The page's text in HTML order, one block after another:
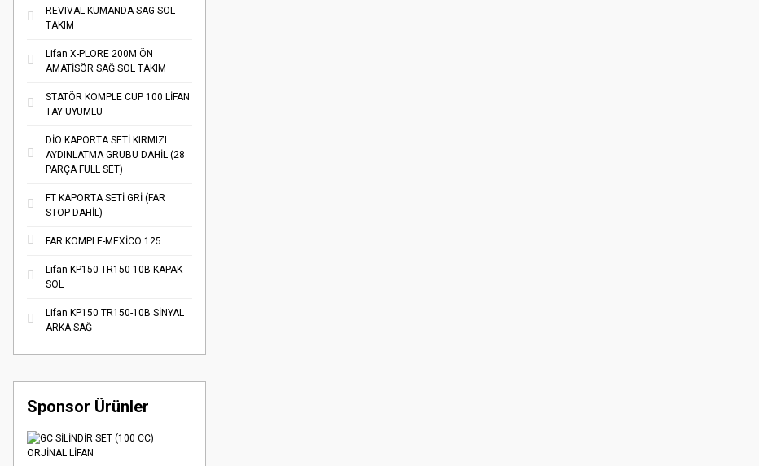
REVIVAL KUMANDA SAG SOL
TAKIM
Lifan X-PLORE 200M ÖN
AMATİSÖR SAĞ SOL TAKIM
STATÖR KOMPLE CUP 100 LİFAN
TAY UYUMLU
DİO KAPORTA SETİ KIRMIZI
AYDINLATMA GRUBU DAHİL (28
PARÇA FULL SET)
FT KAPORTA SETİ GRİ (FAR
STOP DAHİL)
FAR KOMPLE-MEXİCO 125
Lifan KP150 TR150-10B KAPAK
SOL
Lifan KP150 TR150-10B SİNYAL
ARKA SAĞ
Sponsor Ürünler